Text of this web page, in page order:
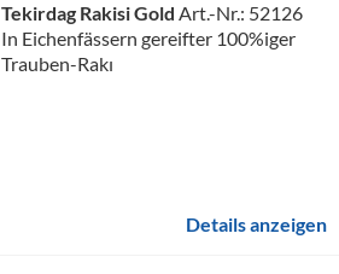
Tekirdag Rakisi Gold Art.-Nr.: 52126
In Eichenfässern gereifter 100%iger
Trauben-Rakı
Details anzeigen